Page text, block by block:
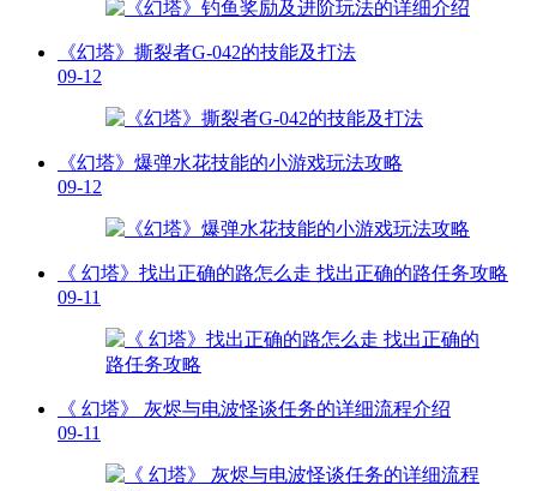
《幻塔》撕裂者G-042的技能及打法
09-12
《幻塔》爆弹水花技能的小游戏玩法攻略
09-12
《 幻塔》找出正确的路怎么走 找出正确的路任务攻略
09-11
《 幻塔》 灰烬与电波怪谈任务的详细流程介绍
09-11